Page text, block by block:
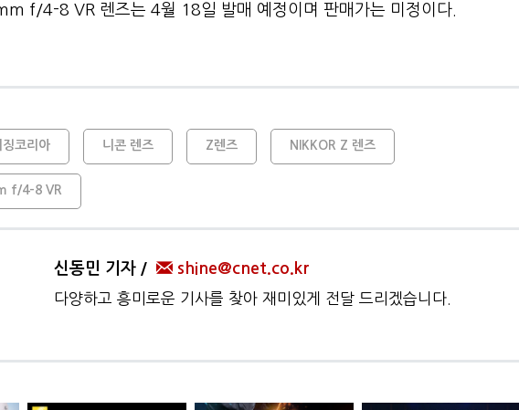
f/4-8 VR 렌즈는 4월 18일 발매 예정이며 판매가는 미정이다.
징코리아 니콘 렌즈 Z렌즈 NIKKOR Z 렌즈
f/4-8 VR
신동민 기자 shine@cnet.co.kr
다양하고 흥미로운 기사를 찾아 재미있게 전달 드리겠습니다.